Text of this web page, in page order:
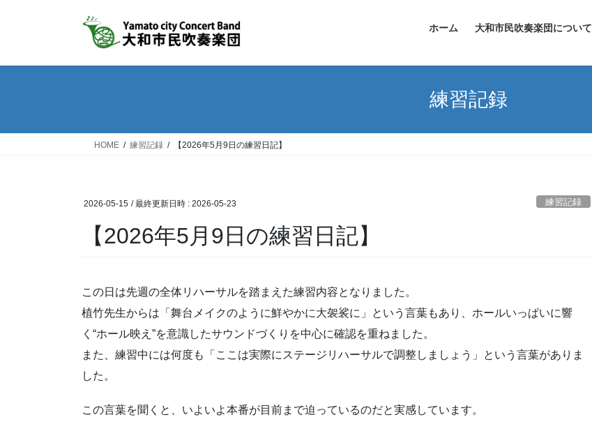
ホーム 大和市民吹奏楽団について
練習記録
HOME 練習記録 【2026年5月9日の練習日記】
2026-05-15 / 最終更新日時 : 2026-05-23 練習記録
【2026年5月9日の練習日記】
この日は先週の全体リハーサルを踏まえた練習内容となりました。
植竹先生からは「舞台メイクのように鮮やかに大袈裟に」という言葉もあり、ホールいっぱいに響
く“ホール映え”を意識したサウンドづくりを中心に確認を重ねました。
また、練習中には何度も「ここは実際にステージリハーサルで調整しましょう」という言葉がありま
した。
この言葉を聞くと、いよいよ本番が目前まで迫っているのだと実感しています。